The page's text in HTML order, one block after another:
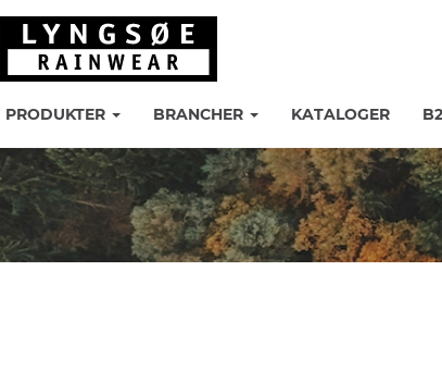
PRODUKTER BRANCHER KATALOGER